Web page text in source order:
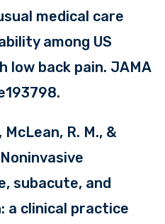
medical care
among US
low back pain. JAMA
McLean, R. M., &
subacute, and
a clinical practice